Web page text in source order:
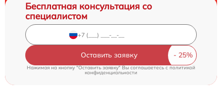
Бесплатная консультация со
специалистом
Оставить заявку
Нажимая на кнопку "Оставить заявку" Вы соглашаетесь cполитикой
конфиденциальности